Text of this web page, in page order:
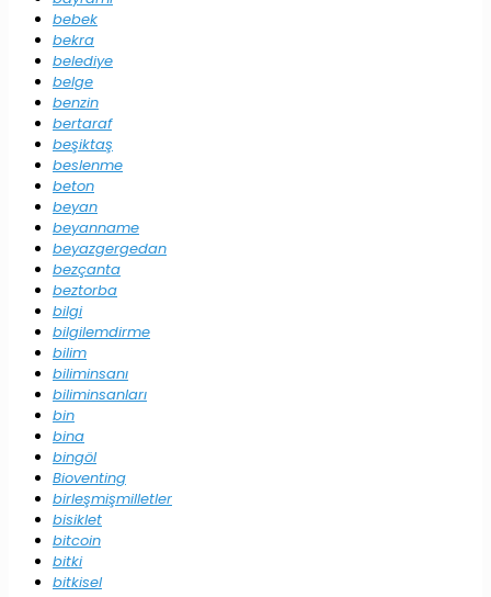
bebek
bekra
belediye
belge
benzin
bertaraf
beşiktaş
beslenme
beton
beyan
beyanname
beyazgergedan
bezçanta
beztorba
bilgi
bilgilemdirme
bilim
biliminsanı
biliminsanları
bin
bina
bingöl
Bioventing
birleşmişmilletler
bisiklet
bitcoin
bitki
bitkisel